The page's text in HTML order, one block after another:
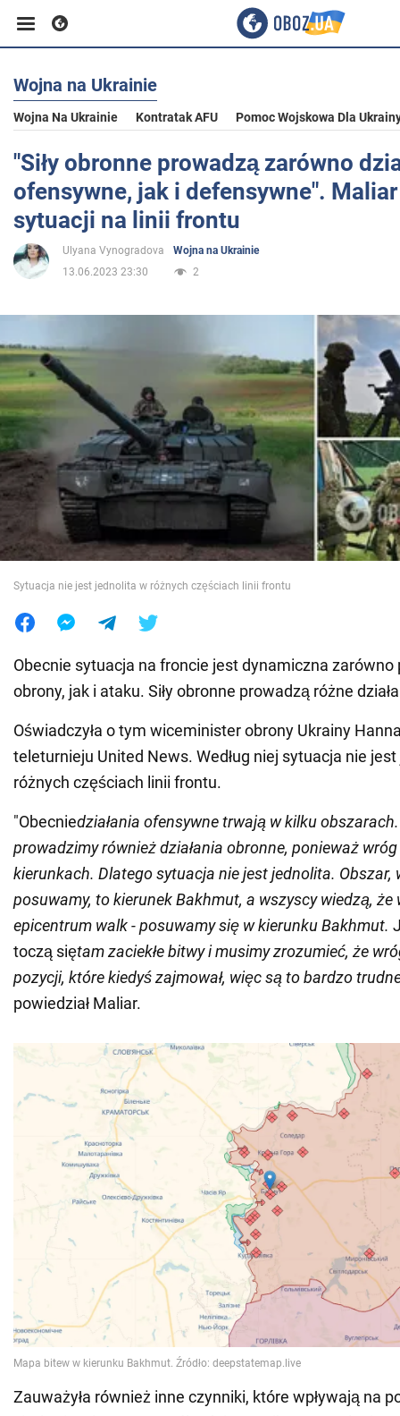
Biznes
Sport
Rozrywka
Życie
Społeczeństwo
Wojna na Ukrainie
Świat
Jedzenie
Wojna na Ukrainie
Wojna Na Ukrainie Kontratak AFU Pomoc Wojskowa Dla
"Siły obronne prowadzą zarówno
ofensywne, jak i defensywne".
sytuacji na linii frontu
Ulyana Vynogradova
Wojna na Ukrainie
13.06.2023 23:30
2
Sytuacja nie jest jednolita w różnych częściach linii frontu
Obecnie sytuacja na froncie jest dynamiczna
obrony, jak i ataku. Siły obronne prowadzą różne
Oświadczyła o tym wiceminister obrony Ukrainy
teleturnieju United News. Według niej sytuacja nie
różnych częściach linii frontu.
"Obecniedziałania ofensywne trwają w kilku
prowadzimy również działania obronne, ponieważ
kierunkach. Dlatego sytuacja nie jest jednolita. Obszar,
posuwamy, to kierunek Bakhmut, a wszyscy wiedzą, że
epicentrum walk - posuwamy się w kierunku Bakhmut.
toczą siętam zaciekłe bitwy i musimy zrozumieć, że
pozycji, które kiedyś zajmował, więc są to bardzo
powiedział Maliar.
Zauważyła również inne czynniki, które wpływają na